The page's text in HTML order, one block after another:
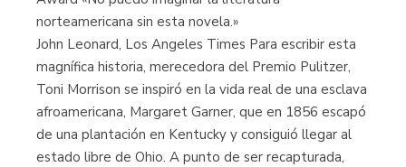
norteamericana sin esta novela.»
John Leonard, Los Angeles Times Para escribir esta
magnífica historia, merecedora del Premio Pulitzer,
Toni Morrison se inspiró en la vida real de una esclava
afroamericana, Margaret Garner, que en 1856 escapó
de una plantación en Kentucky y consiguió llegar al
estado libre de Ohio. A punto de ser recapturada,